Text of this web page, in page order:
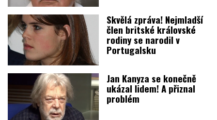
Skvělá zpráva! Nejmladší
člen britské královské
rodiny se narodil v
Portugalsku
Jan Kanyza se konečně
ukázal lidem! A přiznal
problém